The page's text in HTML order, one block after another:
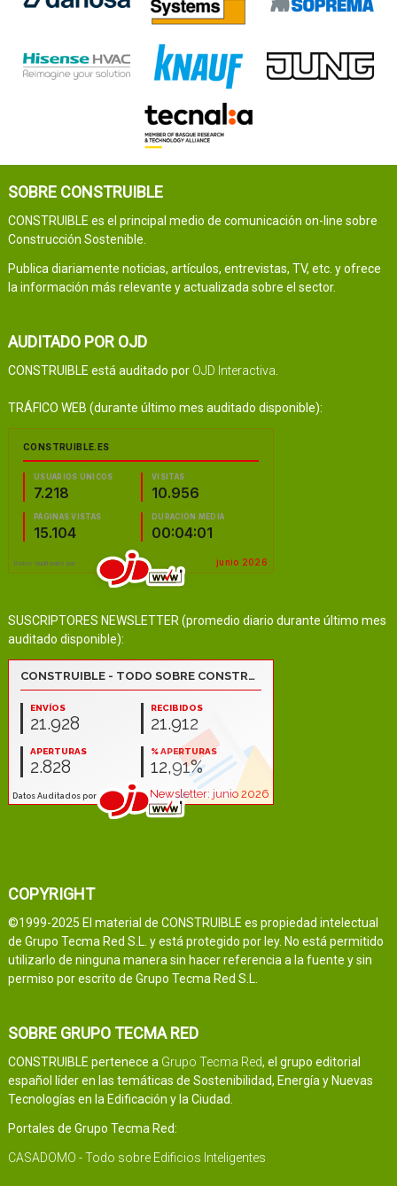
SOBRE CONSTRUIBLE
CONSTRUIBLE es el principal medio de comunicación on-line sobre
Construcción Sostenible.
Publica diariamente noticias, artículos, entrevistas, TV, etc. y ofrece
la información más relevante y actualizada sobre el sector.
AUDITADO POR OJD
CONSTRUIBLE está auditado por OJD Interactiva.
TRÁFICO WEB (durante último mes auditado disponible):
SUSCRIPTORES NEWSLETTER (promedio diario durante último mes
auditado disponible):
COPYRIGHT
©1999-2025 El material de CONSTRUIBLE es propiedad intelectual
de Grupo Tecma Red S.L. y está protegido por ley. No está permitido
utilizarlo de ninguna manera sin hacer referencia a la fuente y sin
permiso por escrito de Grupo Tecma Red S.L.
SOBRE GRUPO TECMA RED
CONSTRUIBLE pertenece a Grupo Tecma Red, el grupo editorial
español líder en las temáticas de Sostenibilidad, Energía y Nuevas
Tecnologías en la Edificación y la Ciudad.
Portales de Grupo Tecma Red:
CASADOMO - Todo sobre Edificios Inteligentes